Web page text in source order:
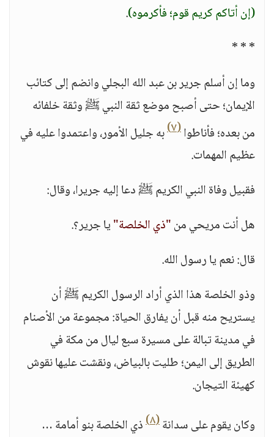
(إن أتاكم كريم قوم؛ فأكرموه).
* * *
وما إن أسلم جرير بن عبد الله البجلي وانضم إلى كتائب
الإيمان؛ حتى أصبح موضع ثقة النبي ﷺ وثقة خلفائه
من بعده؛ فأناطوا(٧)
به جليل الأمور، واعتمدوا عليه في
عظيم المهمات.
فقبيل وفاة النبي الكريم ﷺ دعا إليه جريرا، وقال:
هل أنت مريحي من"ذي الخلصة"يا جرير؟.
قال: نعم يا رسول الله.
وذو الخلصة هذا الذي أراد الرسول الكريم ﷺ أن
يستريح منه قبل أن يفارق الحياة: مجموعة من الأصنام
في مدينة تبالة على مسيرة سبع ليال من مكة في
الطريق إلى اليمن؛ طليت بالبياض، ونقشت عليها نقوش
كهيئة التيجان.
وكان يقوم على سدانة(٨)
ذي الخلصة بنو أمامة …